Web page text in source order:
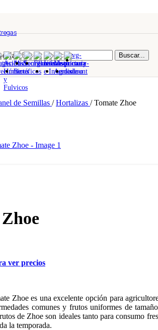
Buscar...
de Semillas / Hortalizas / Tomate Zhoe
ver precios
Zhoe es una excelente opción para
comunes y frutos uniformes de
de Zhoe son ideales tanto para consumo
la temporada.